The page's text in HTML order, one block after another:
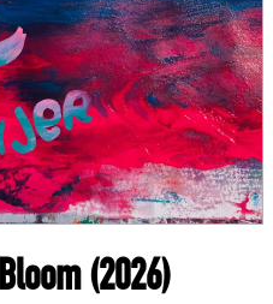
(2026)